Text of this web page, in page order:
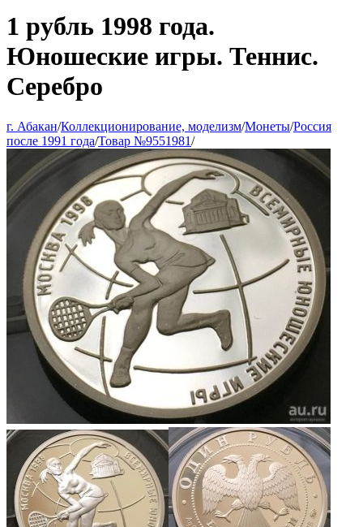
1 рубль 1998 года.
Юношеские игры. Теннис.
Серебро
г. Абакан/Коллекционирование, моделизм/Монеты/Россия
после 1991 года/Товар №9551981/